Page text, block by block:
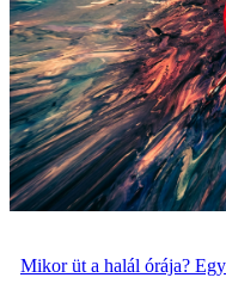
Mikor üt a halál órája?